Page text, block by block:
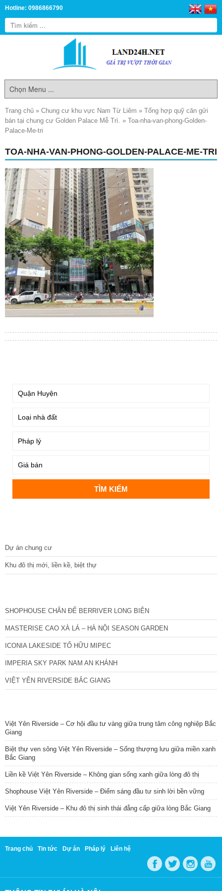
Hotline: 0986866790
Trang chủ » Chung cư khu vực Nam Từ Liêm » Tổng hợp quỹ căn gửi
bán tại chung cư Golden Palace Mễ Trì. » Toa-nha-van-phong-Golden-
Palace-Me-tri
TOA-NHA-VAN-PHONG-GOLDEN-PALACE-ME-TRI
Dự án chung cư
Khu đô thị mới, liền kề, biệt thự
SHOPHOUSE CHÂN ĐẾ BERRIVER LONG BIÊN
MASTERISE CAO XÀ LÁ – HÀ NỘI SEASON GARDEN
ICONIA LAKESIDE TỐ HỮU MIPEC
IMPERIA SKY PARK NAM AN KHÁNH
VIỆT YÊN RIVERSIDE BẮC GIANG
Việt Yên Riverside – Cơ hội đầu tư vàng giữa trung tâm công nghiệp Bắc
Giang
Biệt thự ven sông Việt Yên Riverside – Sống thượng lưu giữa miền xanh
Bắc Giang
Liền kề Việt Yên Riverside – Không gian sống xanh giữa lòng đô thị
Shophouse Việt Yên Riverside – Điểm sáng đầu tư sinh lời bền vững
Việt Yên Riverside – Khu đô thị sinh thái đẳng cấp giữa lòng Bắc Giang
Trang chủ Tin tức Dự án Pháp lý Liên hệ